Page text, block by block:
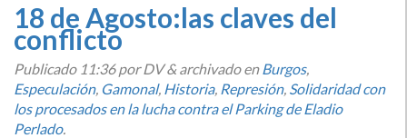
18 de Agosto:las claves del
conflicto
Publicado 11:36por DV&archivado enBurgos,
Especulación, Gamonal, Historia, Represión, Solidaridad con
los procesados en la lucha contra el Parking de Eladio
Perlado.